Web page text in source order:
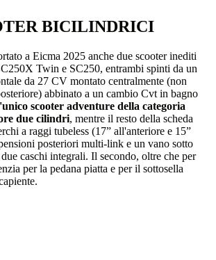
BICILINDRICI
a Eicma 2025 anche due scooter inediti
Twin e SC250, entrambi spinti da un
da 27 CV montato centralmente (non
abbinato a un cambio Cvt in bagno
scooter adventure della categoria
due cilindri, mentre il resto della scheda
a raggi tubeless (17” all'anteriore e 15”
posteriori multi-link e un vano sotto
caschi integrali. Il secondo, oltre che per
per la pedana piatta e per il sottosella